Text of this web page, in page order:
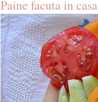
Paine facuta in casa